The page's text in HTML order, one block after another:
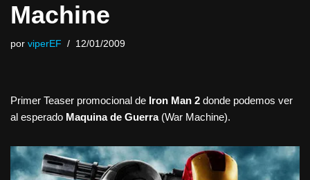
Machine
por viperEF 12/01/2009
Primer Teaser promocional de Iron Man 2 donde podemos ver
al esperado Maquina de Guerra(War Machine).